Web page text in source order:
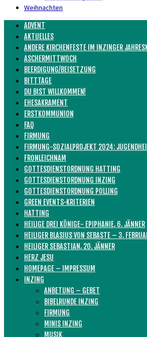
Weihnachten
ADVENT
AKTUELLES
ANDERE KIRCHENFESTE IM INZINGER
ASCHERMITTWOCH
BEERDIGUNG/BEISETZUNG
BITTTAGE
DU BIST WILLKOMMEN!
EHESAKRAMENT
ERSTKOMMUNION
FAQ
FIRMUNG
FIRMUNG-SOZIALPROJEKT 2024:
FRONLEICHNAM
GOTTESDIENSTORDNUNG HATTING
GOTTESDIENSTORDNUNG INZING
GOTTESDIENSTORDNUNG POLLING
GREEN EVENTS-KRITERIEN
HATTING
HEILIGE DREI KÖNIGE- EPIPHANIE, 6. JÄNNER
HEILIGER BLASIUS VON SEBASTE – 3.
HEILIGER SEBASTIAN, 20. JÄNNER
HERZ JESU
HOMEPAGE – IMPRESSUM
INZING
ANBETUNG – GEBET
BIBELRUNDE INZING
FIRMUNG
MINIS INZING
MUSIK